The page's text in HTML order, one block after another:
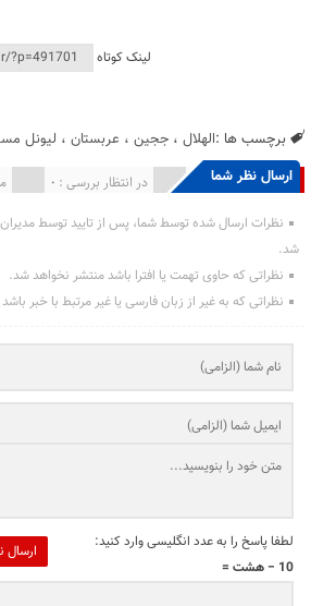
لینک کوتاه
برچسب ها :الهلال ،ججین ، عربستان ، لیونل
ارسال نظر شما در انتظار بررسی : 0 انتشار یافته : 0
نظرات ارسال شده توسط شما، پس از تایید توسط
شد.
نظراتی که حاوی تهمت یا افترا باشد منتشر نخواهد شد.
نظراتی که به غیر از زبان فارسی یا غیر مرتبط با خبر
ارسال
لطفا پاسخ را به عدد انگلیسی وارد کنید:
10 − هشت =